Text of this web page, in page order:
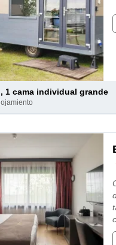
, 1 cama individual grande